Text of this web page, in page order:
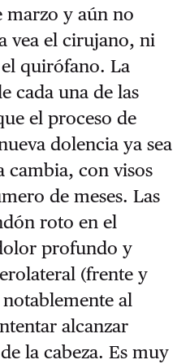
marzo y aún no
vea el cirujano, ni
quirófano. La
cada una de las
el proceso de
dolencia ya sea
cambia, con visos
de meses. Las
roto en el
profundo y
(frente y
al
alcanzar
la cabeza. Es muy